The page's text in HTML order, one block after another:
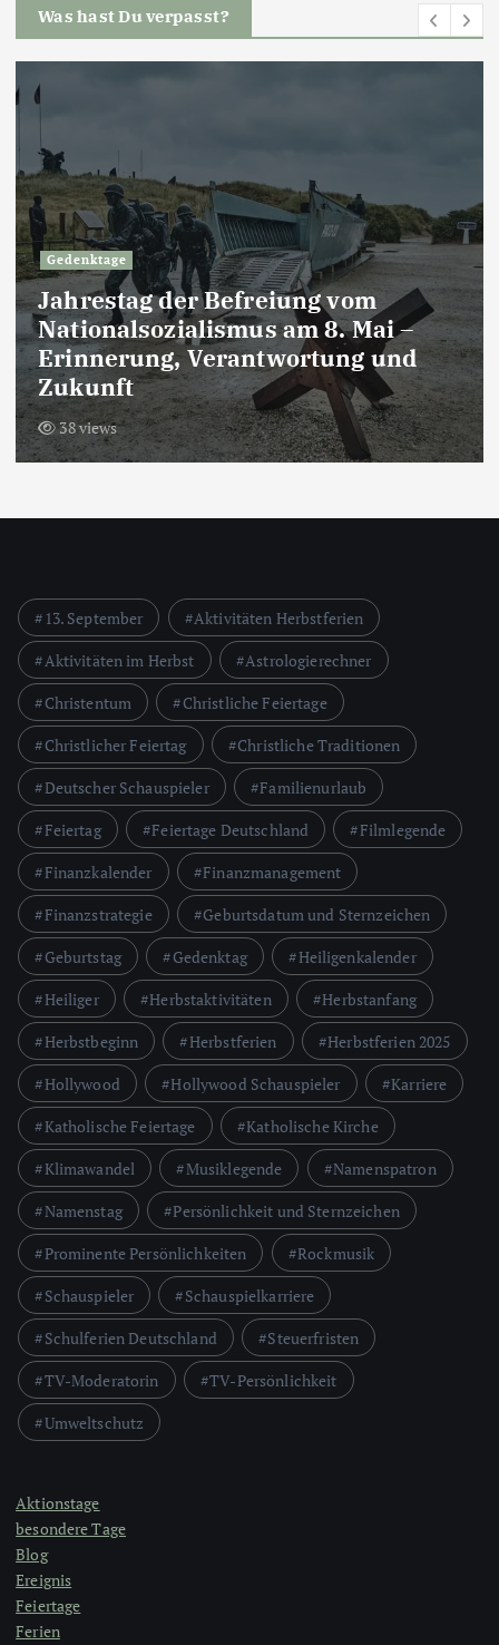
Was hast Du verpasst?
Gedenktage
Jahrestag der Befreiung vom
Nationalsozialismus am 8. Mai –
Erinnerung, Verantwortung und
Zukunft
38 views
13. September
Aktivitäten Herbstferien
Aktivitäten im Herbst
Astrologierechner
Christentum
Christliche Feiertage
Christlicher Feiertag
Christliche Traditionen
Deutscher Schauspieler
Familienurlaub
Feiertag
Feiertage Deutschland
Filmlegende
Finanzkalender
Finanzmanagement
Finanzstrategie
Geburtsdatum und Sternzeichen
Geburtstag
Gedenktag
Heiligenkalender
Heiliger
Herbstaktivitäten
Herbstanfang
Herbstbeginn
Herbstferien
Herbstferien 2025
Hollywood
Hollywood Schauspieler
Karriere
Katholische Feiertage
Katholische Kirche
Klimawandel
Musiklegende
Namenspatron
Namenstag
Persönlichkeit und Sternzeichen
Prominente Persönlichkeiten
Rockmusik
Schauspieler
Schauspielkarriere
Schulferien Deutschland
Steuerfristen
TV-Moderatorin
TV-Persönlichkeit
Umweltschutz
Aktionstage
besondere Tage
Blog
Ereignis
Feiertage
Ferien